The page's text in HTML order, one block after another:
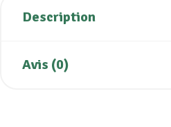
Description
Avis (0)